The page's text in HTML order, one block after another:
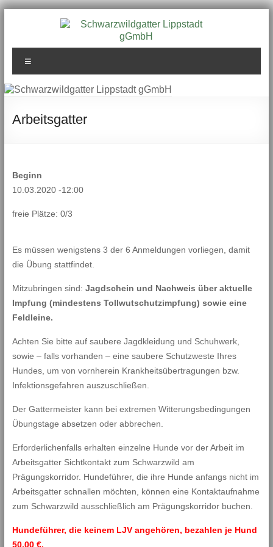
Schwarzwildgatter
Lippstadt gGmbH
Arbeitsgatter
Beginn
10.03.2020 -12:00
freie Plätze: 0/3
Es müssen wenigstens 3 der 6 Anmeldungen vorliegen, damit
die Übung stattfindet.
Mitzubringen sind: Jagdschein und Nachweis über aktuelle
Impfung (mindestens Tollwutschutzimpfung) sowie eine
Feldleine.
Achten Sie bitte auf saubere Jagdkleidung und Schuhwerk,
sowie – falls vorhanden – eine saubere Schutzweste Ihres
Hundes, um von vornherein Krankheitsübertragungen bzw.
Infektionsgefahren auszuschließen.
Der Gattermeister kann bei extremen Witterungsbedingungen
Übungstage absetzen oder abbrechen.
Erforderlichenfalls erhalten einzelne Hunde vor der Arbeit im
Arbeitsgatter Sichtkontakt zum Schwarzwild am
Prägungskorridor. Hundeführer, die ihre Hunde anfangs nicht im
Arbeitsgatter schnallen möchten, können eine Kontaktaufnahme
zum Schwarzwild ausschließlich am Prägungskorridor buchen.
Hundeführer, die keinem LJV angehören, bezahlen je Hund
50,00 €.